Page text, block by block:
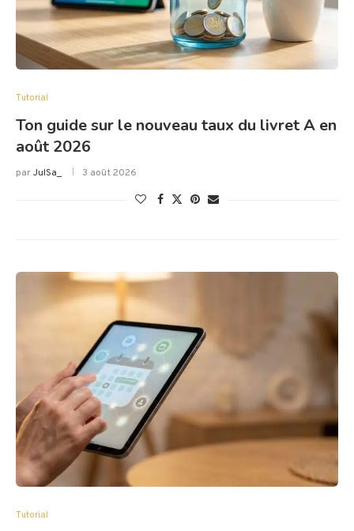
Tutorial
Ton guide sur le nouveau taux du livret A en
août 2026
parJulSa_ 3 août 2026
Tutorial